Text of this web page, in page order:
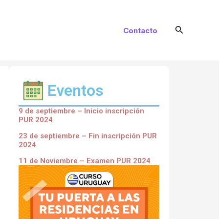
Contacto Buscar
Eventos
9 de septiembre – Inicio inscripción
PUR 2024
23 de septiembre – Fin inscripción PUR
2024
11 de Noviembre – Examen PUR 2024